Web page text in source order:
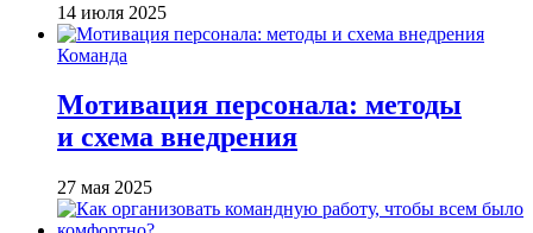
14 июля 2025
Команда
Мотивация персонала: методы
и схема внедрения
27 мая 2025